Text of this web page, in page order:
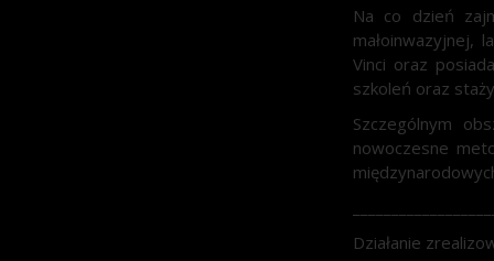
Na co dzień
małoinwazyjnej,
Vinci oraz
szkoleń oraz
Szczególnym
nowoczesne
Działanie